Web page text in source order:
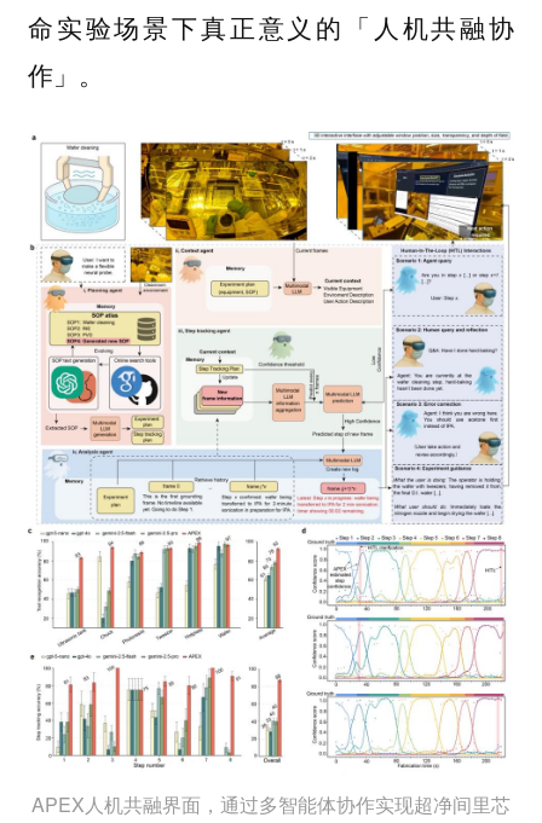
命实验场景下真正意义的「人机共融协
作」。
APEX人机共融界面，通过多智能体协作实现超净间里芯